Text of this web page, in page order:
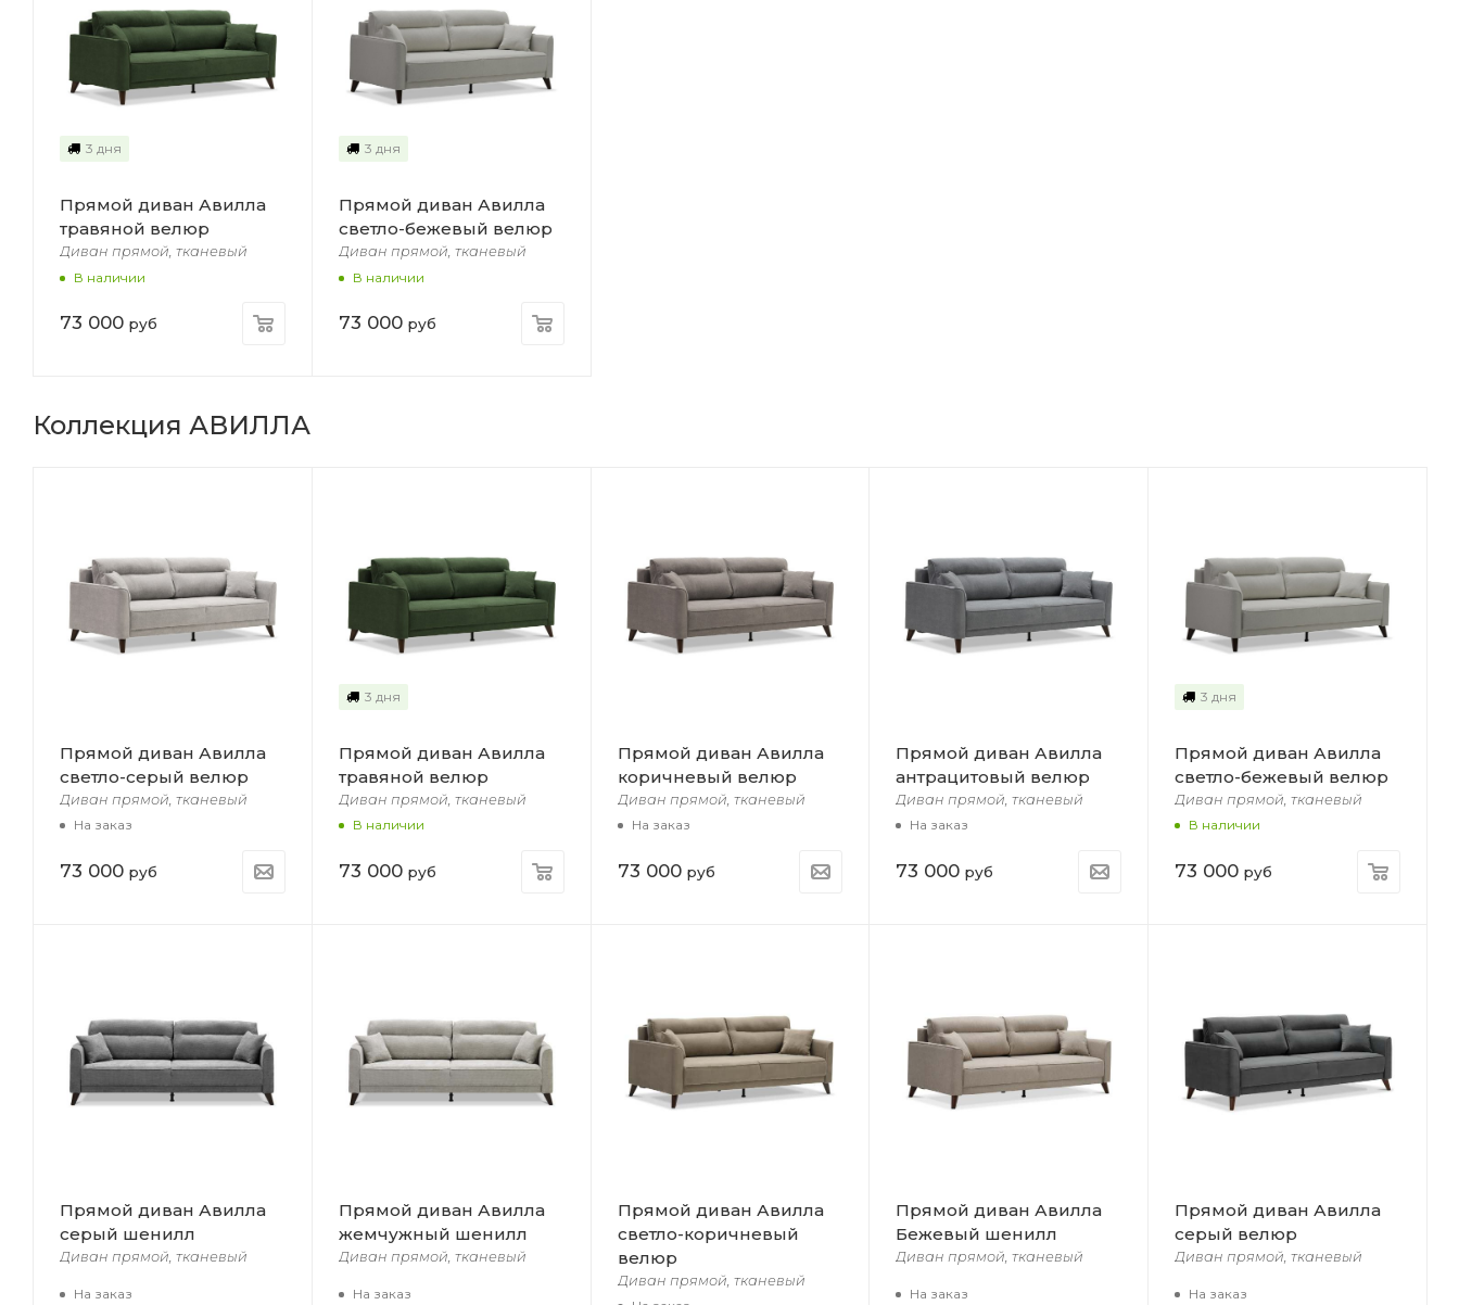
3 дня
Прямой диван Авилла
травяной велюр
Диван прямой, тканевый
В наличии
73 000 руб
3 дня
Прямой диван Авилла
светло-бежевый велюр
Диван прямой, тканевый
В наличии
73 000руб
Коллекция АВИЛЛА
Прямой диван Авилла
светло-серый велюр
Диван прямой, тканевый
На заказ
73 000 руб
3 дня
Прямой диван Авилла
травяной велюр
Диван прямой, тканевый
В наличии
73 000руб
Прямой диван Авилла
коричневый велюр
Диван прямой, тканевый
На заказ
73 000руб
Прямой диван Авилла
антрацитовый велюр
Диван прямой, тканевый
На заказ
73 000 руб
3 дня
Прямой диван Авилла
светло-бежевый велюр
Диван прямой, тканевый
В наличии
73 000 руб
Прямой диван Авилла
серый шенилл
Диван прямой, тканевый
На заказ
Прямой диван Авилла
жемчужный шенилл
Диван прямой, тканевый
На заказ
Прямой диван Авилла
светло-коричневый
велюр
Диван прямой, тканевый
Прямой диван Авилла
Бежевый шенилл
Диван прямой, тканевый
На заказ
Прямой диван Авилла
серый велюр
Диван прямой, тканевый
На заказ